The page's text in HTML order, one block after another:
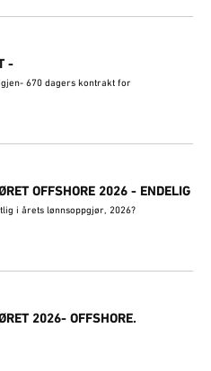
-
670 dagers kontrakt for
OFFSHORE 2026 - ENDELIG
i årets lønnsoppgjør, 2026?
2026- OFFSHORE.